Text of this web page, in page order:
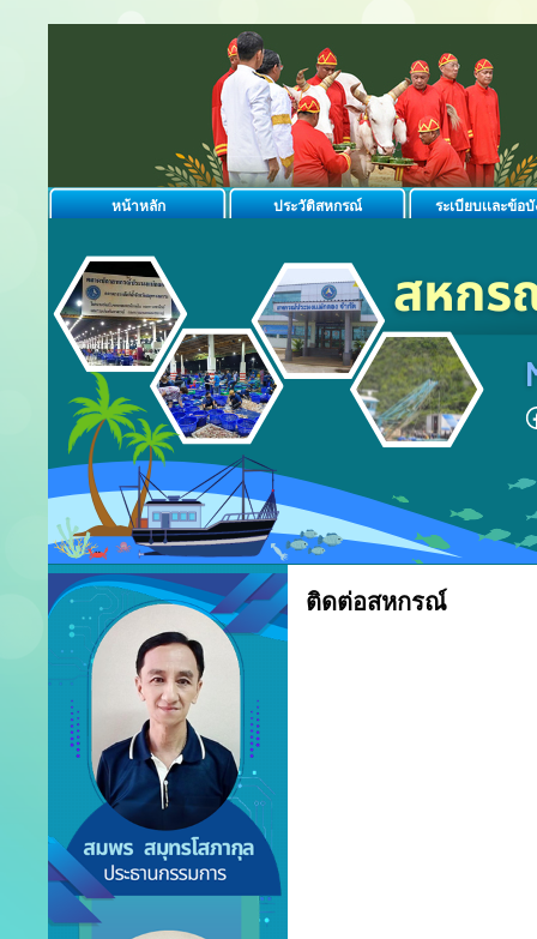
หน้าหลัก ประวัติสหกรณ์ ระเบียบเเละข้อ
ติดต่อสหกรณ์